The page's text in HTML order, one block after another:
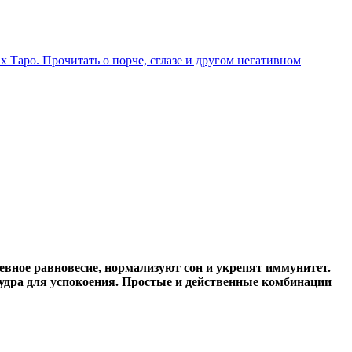
Прочитать о порче, сглазе и другом негативном
равновесие, нормализуют сон и укрепят иммунитет.
для успокоения. Простые и действенные комбинации